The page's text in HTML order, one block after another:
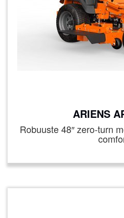
ARIENS
Robuuste 48″ zero‑turn